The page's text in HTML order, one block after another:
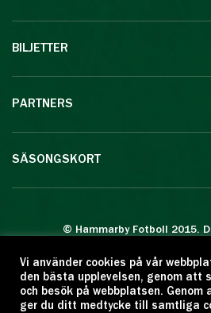
BILJETTER
PARTNERS
SÄSONGSKORT
© Hammarby Fotboll 2015.
Eftertryck eller annan
Citera oss gärna men
www.hammarbyfotboll.se.
Vi använder cookies på vår
den bästa upplevelsen, genom att
och besök på webbplatsen. Genom
ger du ditt medtycke till samtliga